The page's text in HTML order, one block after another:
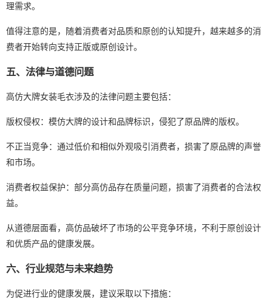
理需求。
值得注意的是，随着消费者对品质和原创的认知提升，越来越多的消
费者开始转向支持正版或原创设计。
五、法律与道德问题
高仿大牌女装毛衣涉及的法律问题主要包括：
版权侵权：模仿大牌的设计和品牌标识，侵犯了原品牌的版权。
不正当竞争：通过低价和相似外观吸引消费者，损害了原品牌的声誉
和市场。
消费者权益保护：部分高仿品存在质量问题，损害了消费者的合法权
益。
从道德层面看，高仿品破坏了市场的公平竞争环境，不利于原创设计
和优质产品的健康发展。
六、行业规范与未来趋势
为促进行业的健康发展，建议采取以下措施：